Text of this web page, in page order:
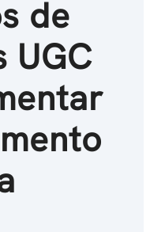
de
UGC